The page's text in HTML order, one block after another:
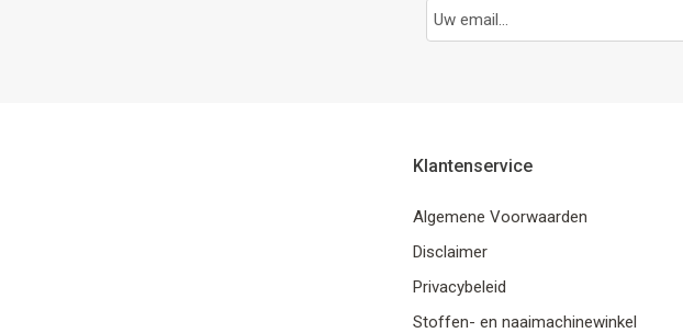
Klantenservice
Algemene Voorwaarden
Disclaimer
Privacybeleid
Stoffen- en naaimachinewinkel